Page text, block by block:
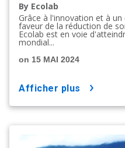
By Ecolab
Grâce à l'innovation et à
faveur de la réduction de
Ecolab est en voie
mondial...
on 15 MAI 2024
afficher plus